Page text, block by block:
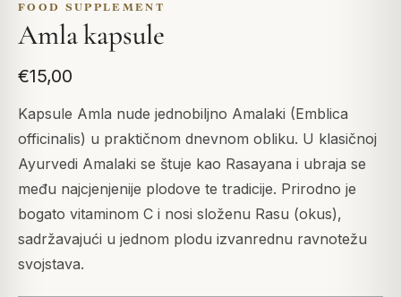
FOOD SUPPLEMENT
Amla kapsule
€15,00
Kapsule Amla nude jednobiljno Amalaki (Emblica
officinalis) u praktičnom dnevnom obliku. U klasičnoj
Ayurvedi Amalaki se štuje kao Rasayana i ubraja se
među najcjenjenije plodove te tradicije. Prirodno je
bogato vitaminom C i nosi složenu Rasu (okus),
sadržavajući u jednom plodu izvanrednu ravnotežu
svojstava.